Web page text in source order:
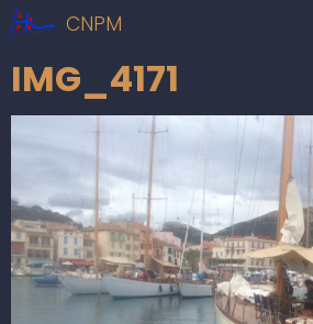
CNPM
IMG_4171